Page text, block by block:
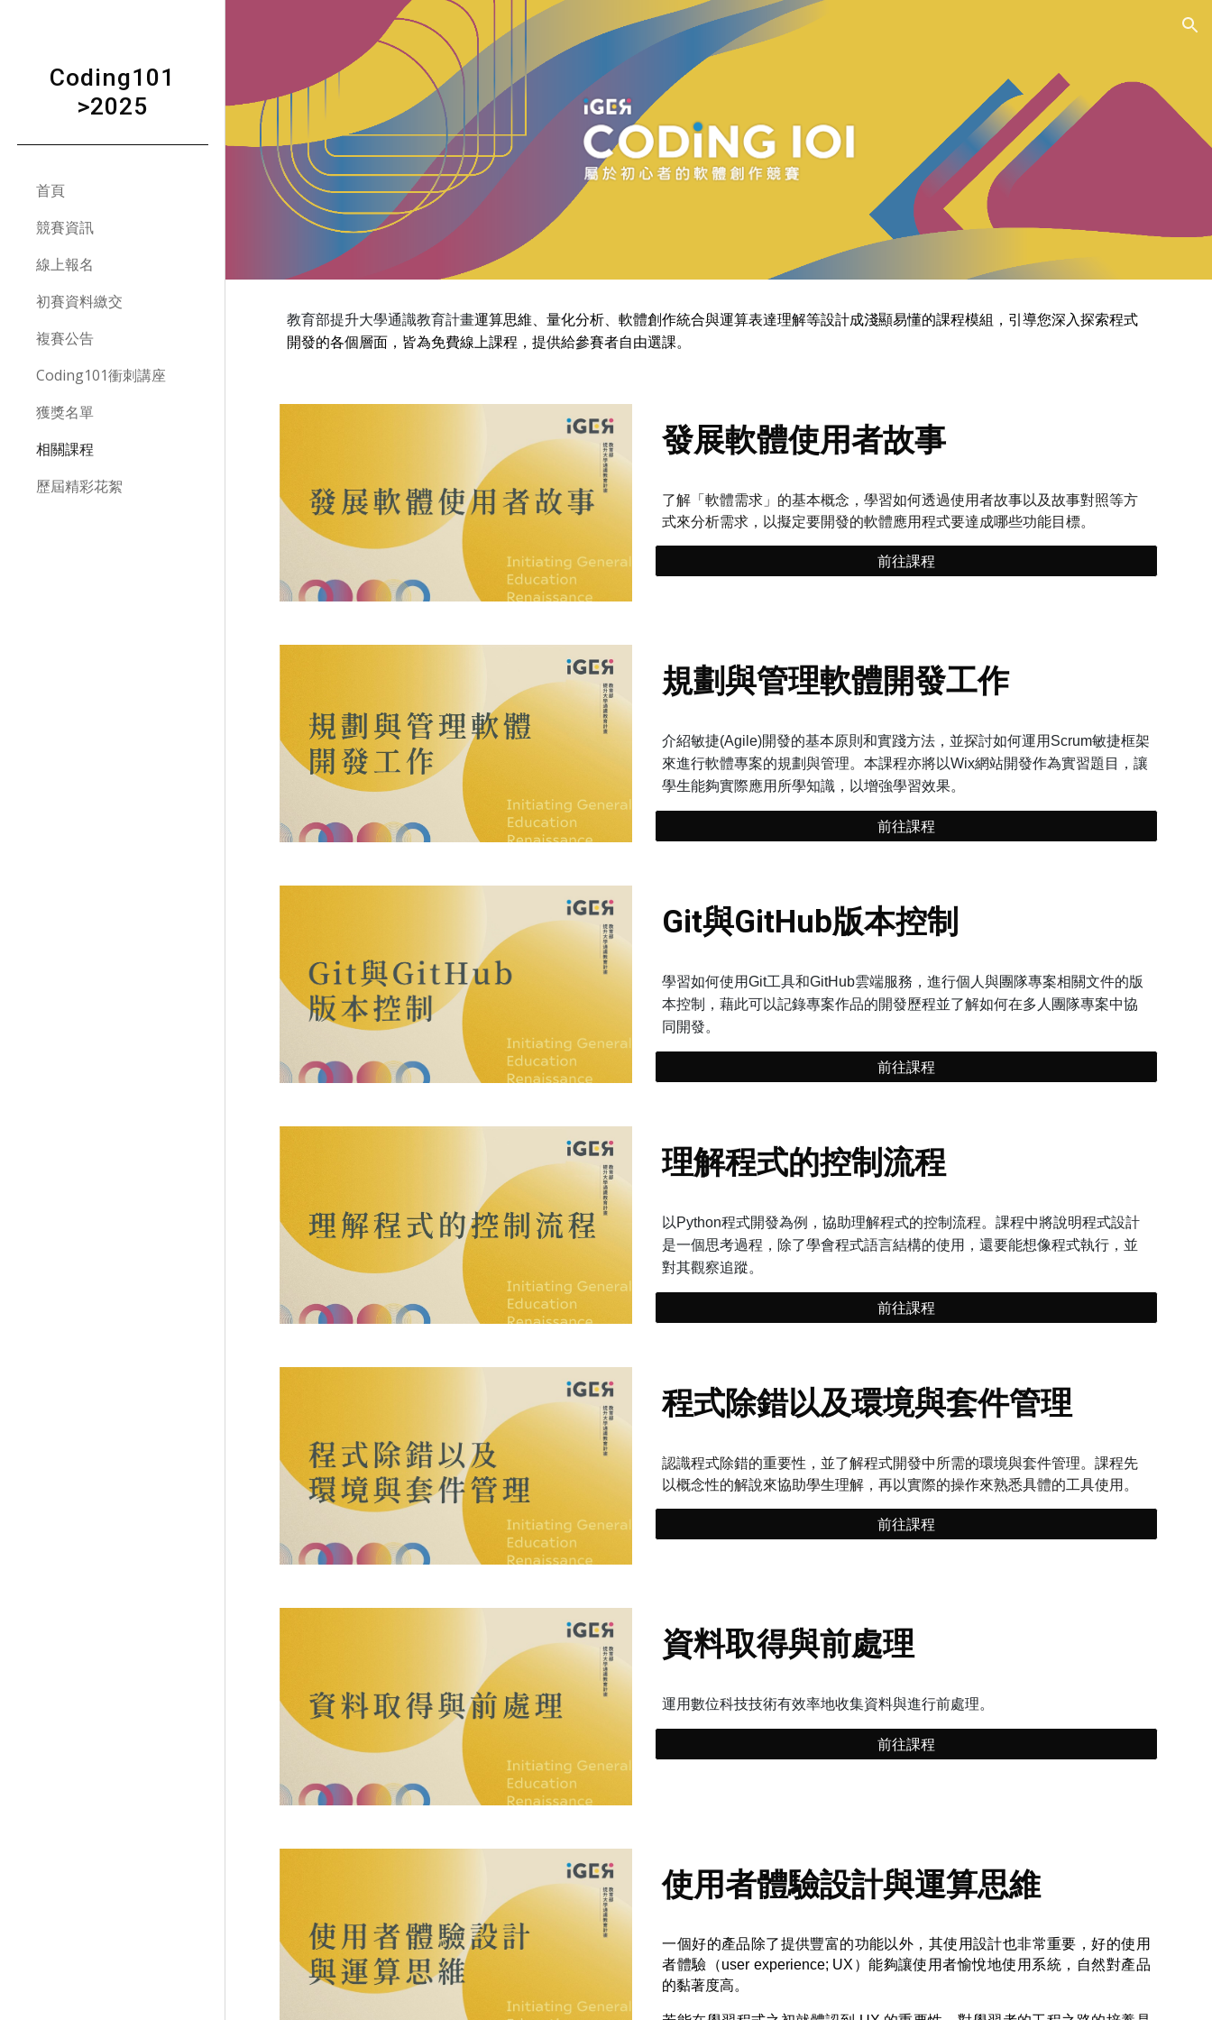
Skip to main content Skip to navigation
Coding101
>2025
首頁
競賽資訊
線上報名
初賽資料繳交
複賽公告
Coding101衝刺講座
獲獎名單
相關課程
歷屆精彩花絮
教育部提升大學通識教育計畫運算思維、量化分析、軟體創作統合與運算表達理解等設計成淺顯易懂的課程模組，引導您深入探索程式
開發的各個層面，皆為免費線上課程，提供給參賽者自由選課。
發展軟體使用者故事
了解「軟體需求」的基本概念，學習如何透過使用者故事以及故事對照等方
式來分析需求，以擬定要開發的軟體應用程式要達成哪些功能目標。
前往課程
規劃與管理軟體開發工作
介紹敏捷(Agile)開發的基本原則和實踐方法，並探討如何運用Scrum敏捷框架
來進行軟體專案的規劃與管理。本課程亦將以Wix網站開發作為實習題目，讓
學生能夠實際應用所學知識，以增強學習效果。
前往課程
Git與GitHub版本控制
學習如何使用Git工具和GitHub雲端服務，進行個人與團隊專案相關文件的版
本控制，藉此可以記錄專案作品的開發歷程並了解如何在多人團隊專案中協
同開發。
前往課程
理解程式的控制流程
以Python程式開發為例，協助理解程式的控制流程。課程中將說明程式設計
是一個思考過程，除了學會程式語言結構的使用，還要能想像程式執行，並
對其觀察追蹤。
前往課程
程式除錯以及環境與套件管理
認識程式除錯的重要性，並了解程式開發中所需的環境與套件管理。課程先
以概念性的解說來協助學生理解，再以實際的操作來熟悉具體的工具使用。
前往課程
資料取得與前處理
運用數位科技技術有效率地收集資料與進行前處理。
前往課程
使用者體驗設計與運算思維
一個好的產品除了提供豐富的功能以外，其使用設計也非常重要，好的使用
者體驗（user experience; UX）能夠讓使用者愉悅地使用系統，自然對產品
的黏著度高。